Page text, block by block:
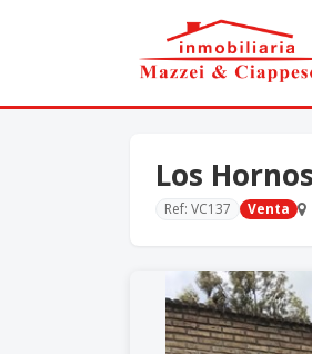
Los
Ref: VC137 Venta